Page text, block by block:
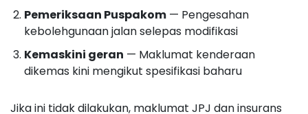
Pemeriksaan Puspakom — Pengesahan
kebolehgunaan jalan selepas modifikasi
Kemaskini geran — Maklumat kenderaan
dikemas kini mengikut spesifikasi baharu
Jika ini tidak dilakukan, maklumat JPJ dan insurans